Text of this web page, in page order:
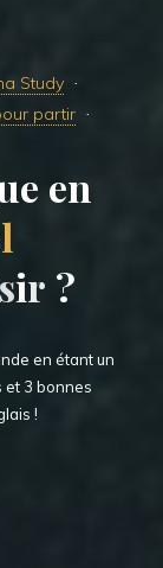
Study
partir
e en
l
sir ?
en étant un
et 3 bonnes
!